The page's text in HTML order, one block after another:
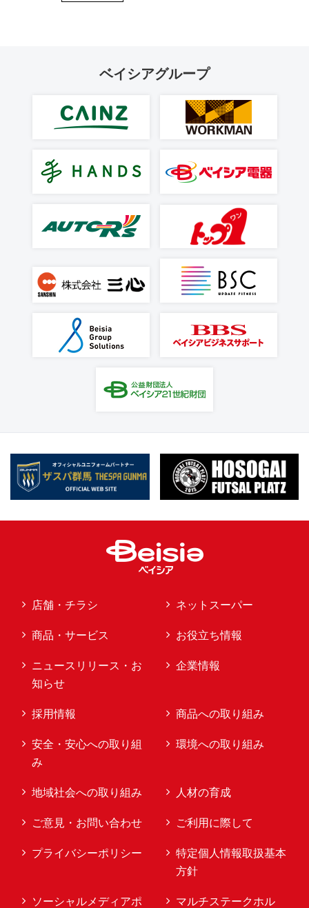
ベイシアグループ
店舗・チラシ ネットスーパー
商品・サービス お役立ち情報
ニュースリリース・お
知らせ
企業情報
採用情報 商品への取り組み
安全・安心への取り組
み
環境への取り組み
地域社会への取り組み 人材の育成
ご意見・お問い合わせ ご利用に際して
プライバシーポリシー
特定個人情報取扱基本
方針
ソーシャルメディアポ マルチステークホル